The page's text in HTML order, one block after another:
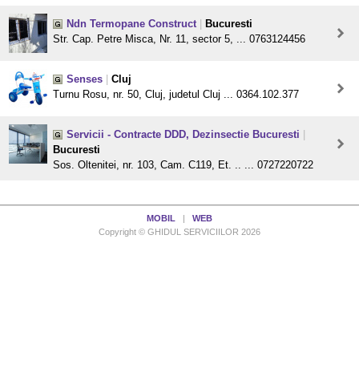
Ndn Termopane Construct
Bucuresti
Str. Cap. Petre Misca, Nr. 11, sector 5, ... 0763124456
Senses
Cluj
Turnu Rosu, nr. 50, Cluj, judetul Cluj ... 0364.102.377
Servicii - Contracte DDD, Dezinsectie Bucuresti
Bucuresti
Sos. Oltenitei, nr. 103, Cam. C119, Et. .. ... 0727220722
MOBIL
WEB
Copyright © GHIDUL SERVICIILOR 2026